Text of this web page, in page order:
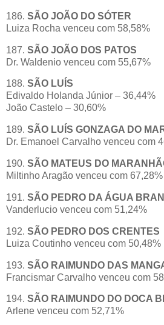
186. SÃO JOÃO DO SÓTER
Luiza Rocha venceu com 58,58%
187. SÃO JOÃO DOS PATOS
Dr. Waldenio venceu com 55,67%
188. SÃO LUÍS
Edivaldo Holanda Júnior – 36,44%
João Castelo – 30,60%
189. SÃO LUÍS GONZAGA DO
Dr. Emanoel Carvalho venceu com
190. SÃO MATEUS DO
Miltinho Aragão venceu com 67,28%
191. SÃO PEDRO DA ÁGUA
Vanderlucio venceu com 51,24%
192. SÃO PEDRO DOS CRENTES
Luiza Coutinho venceu com 50,48%
193. SÃO RAIMUNDO DAS
Francismar Carvalho venceu com
194. SÃO RAIMUNDO DO DOCA
Arlene venceu com 52,71%